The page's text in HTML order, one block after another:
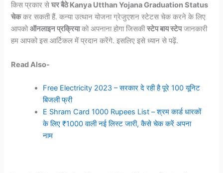
किस प्रकार सेघर बैठे Kanya Utthan Yojana Graduation Status
चेककर सकती हैं. कन्या उत्थान योजना ग्रेजुएशन स्टेटस चेक करने के लिए
आपकोऑनलाइन प्रक्रियाको अपनाना होगा जिसकीस्टेप बाय स्टेपजानकारी
हम आपको इस आर्टिकल में प्रदान करेंगे. इसलिए इसे ध्यान से पढ़ें.
Read Also-
Free Electricity 2023 – सरकार दे रही है पूरे 100 यूनिट
बिजली फ्री
E Shram Card 1000 Rupees List – श्रम कार्ड धारकों
के लिए ₹1000 वाली नई लिस्ट जारी, कैसे चेक करें अपना
नाम